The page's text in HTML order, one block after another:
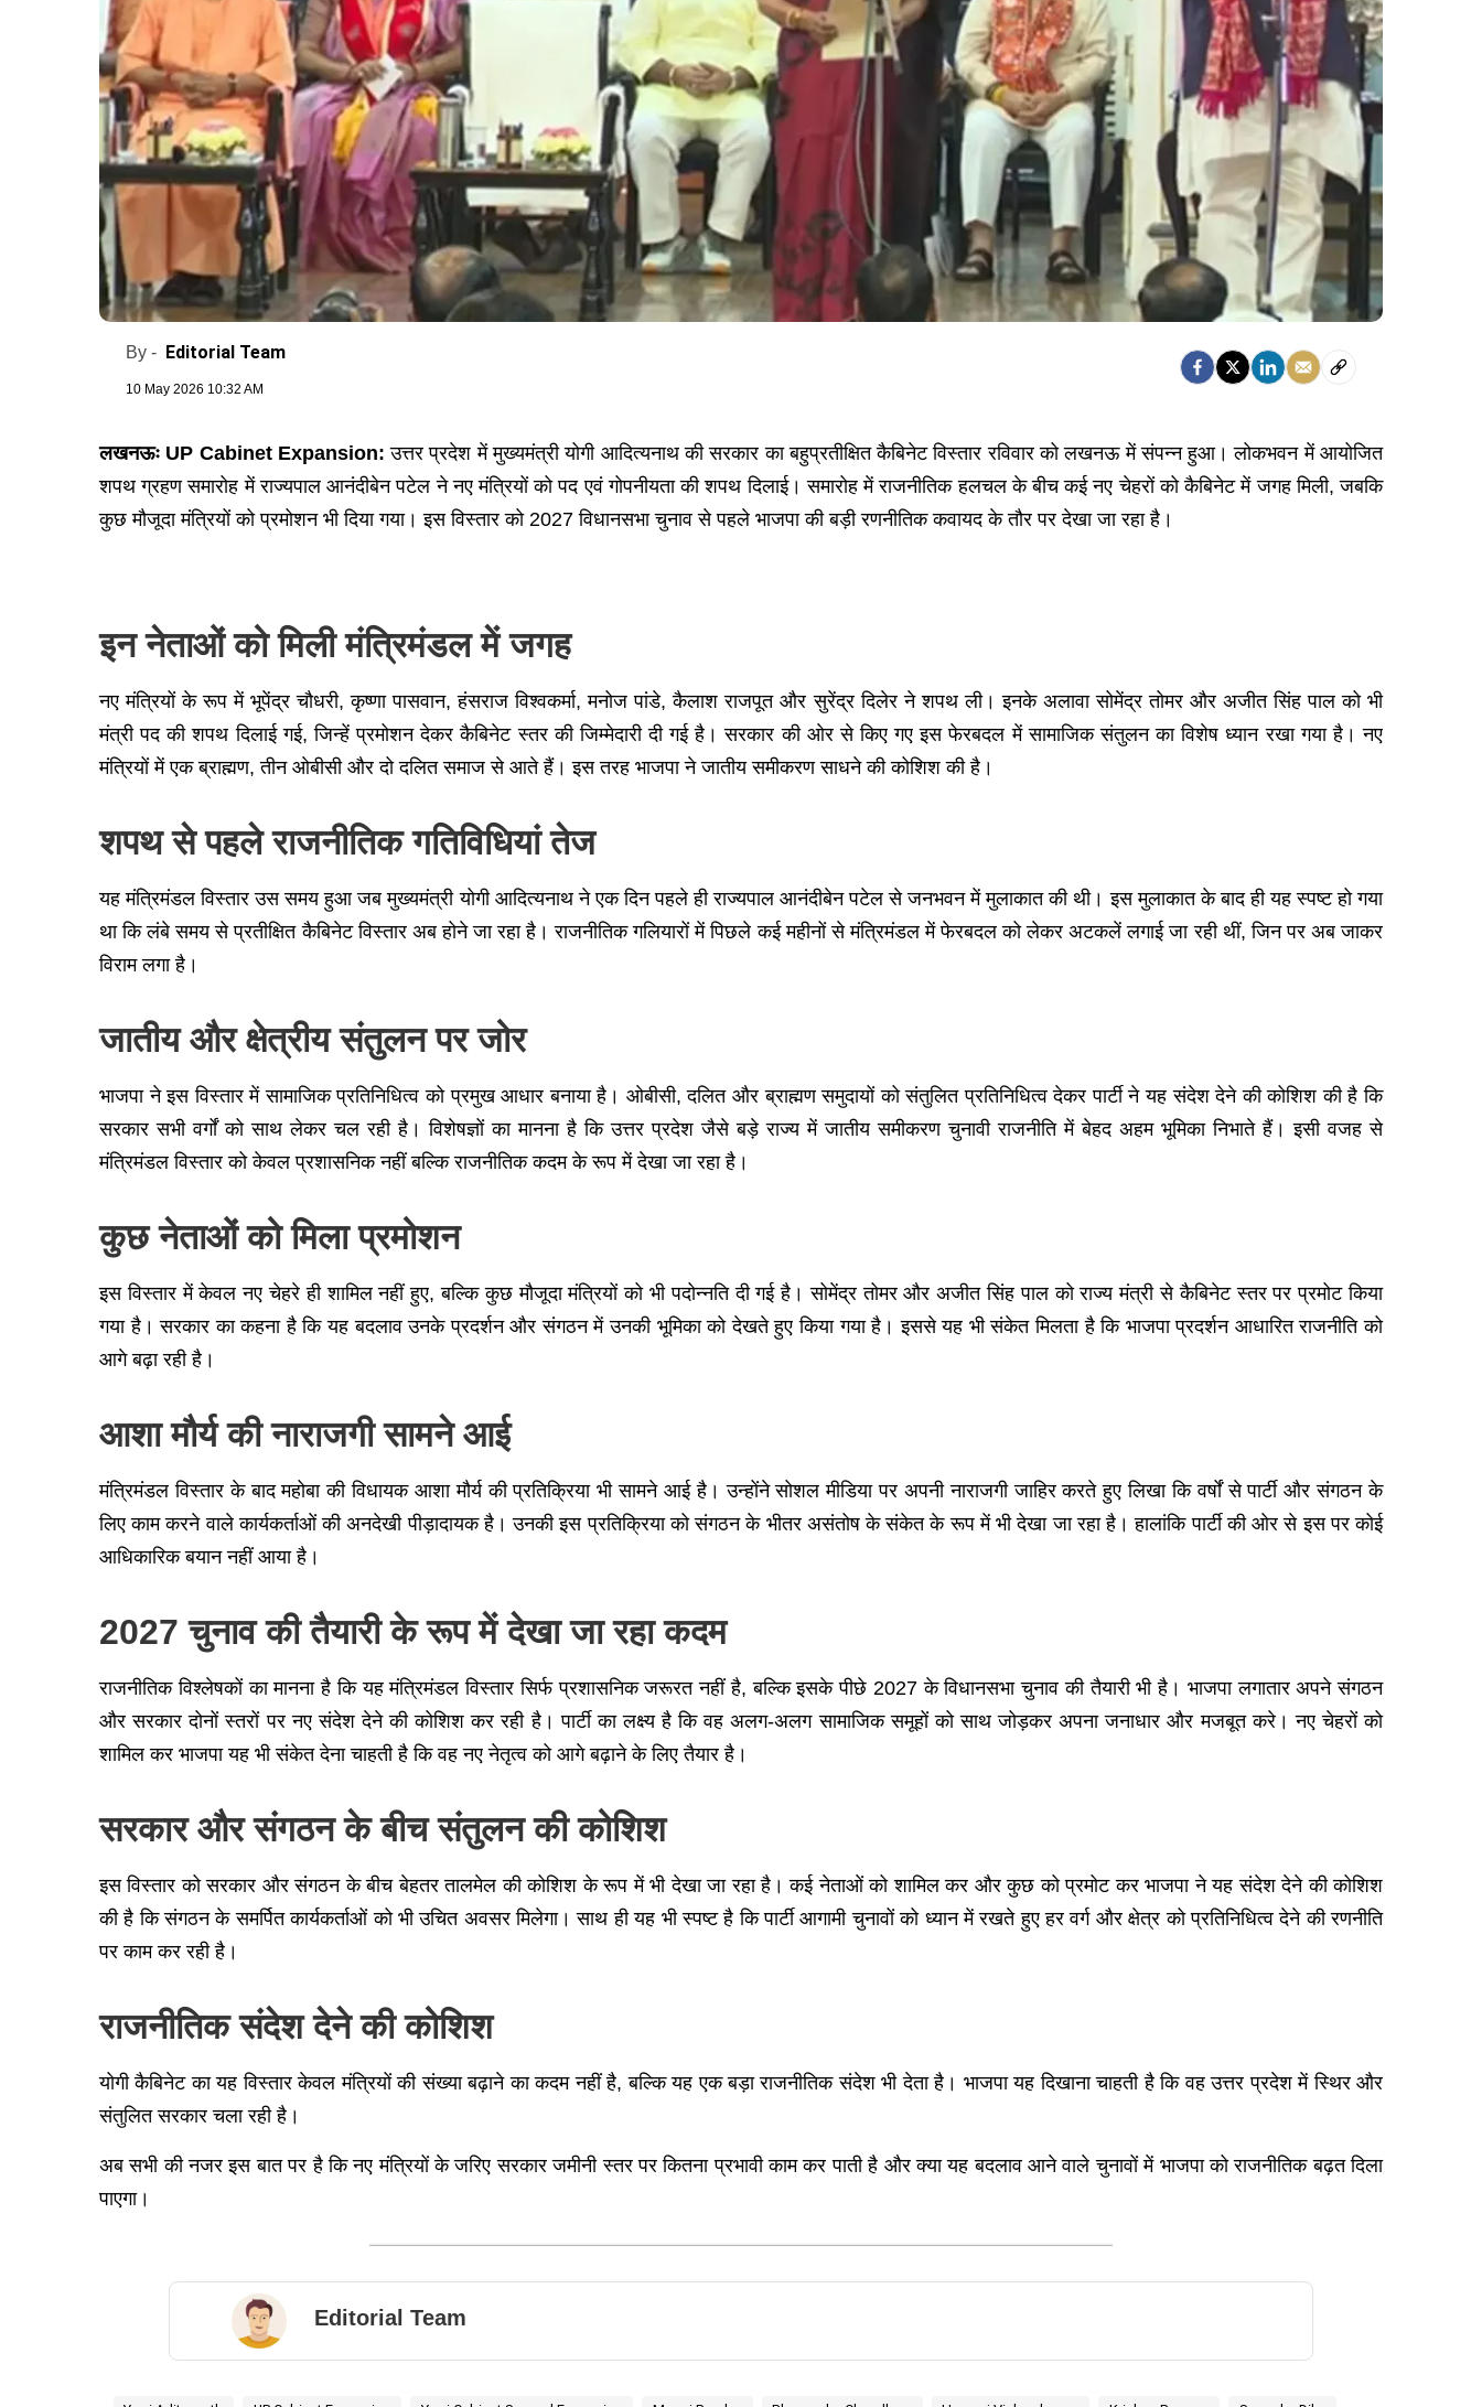
By - Editorial Team
10 May 2026 10:32 AM
लखनऊः UP Cabinet Expansion:उत्तर प्रदेश में मुख्यमंत्री योगी आदित्यनाथ की सरकार का बहुप्रतीक्षित कैबिनेट विस्तार रविवार को लखनऊ में संपन्न हुआ। लोकभवन में आयोजित
शपथ ग्रहण समारोह में राज्यपाल आनंदीबेन पटेल ने नए मंत्रियों को पद एवं गोपनीयता की शपथ दिलाई। समारोह में राजनीतिक हलचल के बीच कई नए चेहरों को कैबिनेट में जगह मिली, जबकि
कुछ मौजूदा मंत्रियों को प्रमोशन भी दिया गया। इस विस्तार को 2027 विधानसभा चुनाव से पहले भाजपा की बड़ी रणनीतिक कवायद के तौर पर देखा जा रहा है।
इन नेताओं को मिली मंत्रिमंडल में जगह
नए मंत्रियों के रूप में भूपेंद्र चौधरी, कृष्णा पासवान, हंसराज विश्वकर्मा, मनोज पांडे, कैलाश राजपूत और सुरेंद्र दिलेर ने शपथ ली। इनके अलावा सोमेंद्र तोमर और अजीत सिंह पाल को भी
मंत्री पद की शपथ दिलाई गई, जिन्हें प्रमोशन देकर कैबिनेट स्तर की जिम्मेदारी दी गई है। सरकार की ओर से किए गए इस फेरबदल में सामाजिक संतुलन का विशेष ध्यान रखा गया है। नए
मंत्रियों में एक ब्राह्मण, तीन ओबीसी और दो दलित समाज से आते हैं। इस तरह भाजपा ने जातीय समीकरण साधने की कोशिश की है।
शपथ से पहले राजनीतिक गतिविधियां तेज
यह मंत्रिमंडल विस्तार उस समय हुआ जब मुख्यमंत्री योगी आदित्यनाथ ने एक दिन पहले ही राज्यपाल आनंदीबेन पटेल से जनभवन में मुलाकात की थी। इस मुलाकात के बाद ही यह स्पष्ट हो गया
था कि लंबे समय से प्रतीक्षित कैबिनेट विस्तार अब होने जा रहा है। राजनीतिक गलियारों में पिछले कई महीनों से मंत्रिमंडल में फेरबदल को लेकर अटकलें लगाई जा रही थीं, जिन पर अब जाकर
विराम लगा है।
जातीय और क्षेत्रीय संतुलन पर जोर
भाजपा ने इस विस्तार में सामाजिक प्रतिनिधित्व को प्रमुख आधार बनाया है। ओबीसी, दलित और ब्राह्मण समुदायों को संतुलित प्रतिनिधित्व देकर पार्टी ने यह संदेश देने की कोशिश की है कि
सरकार सभी वर्गों को साथ लेकर चल रही है। विशेषज्ञों का मानना है कि उत्तर प्रदेश जैसे बड़े राज्य में जातीय समीकरण चुनावी राजनीति में बेहद अहम भूमिका निभाते हैं। इसी वजह से
मंत्रिमंडल विस्तार को केवल प्रशासनिक नहीं बल्कि राजनीतिक कदम के रूप में देखा जा रहा है।
कुछ नेताओं को मिला प्रमोशन
इस विस्तार में केवल नए चेहरे ही शामिल नहीं हुए, बल्कि कुछ मौजूदा मंत्रियों को भी पदोन्नति दी गई है। सोमेंद्र तोमर और अजीत सिंह पाल को राज्य मंत्री से कैबिनेट स्तर पर प्रमोट किया
गया है। सरकार का कहना है कि यह बदलाव उनके प्रदर्शन और संगठन में उनकी भूमिका को देखते हुए किया गया है। इससे यह भी संकेत मिलता है कि भाजपा प्रदर्शन आधारित राजनीति को
आगे बढ़ा रही है।
आशा मौर्य की नाराजगी सामने आई
मंत्रिमंडल विस्तार के बाद महोबा की विधायक आशा मौर्य की प्रतिक्रिया भी सामने आई है। उन्होंने सोशल मीडिया पर अपनी नाराजगी जाहिर करते हुए लिखा कि वर्षों से पार्टी और संगठन के
लिए काम करने वाले कार्यकर्ताओं की अनदेखी पीड़ादायक है। उनकी इस प्रतिक्रिया को संगठन के भीतर असंतोष के संकेत के रूप में भी देखा जा रहा है। हालांकि पार्टी की ओर से इस पर कोई
आधिकारिक बयान नहीं आया है।
2027 चुनाव की तैयारी के रूप में देखा जा रहा कदम
राजनीतिक विश्लेषकों का मानना है कि यह मंत्रिमंडल विस्तार सिर्फ प्रशासनिक जरूरत नहीं है, बल्कि इसके पीछे 2027 के विधानसभा चुनाव की तैयारी भी है। भाजपा लगातार अपने संगठन
और सरकार दोनों स्तरों पर नए संदेश देने की कोशिश कर रही है। पार्टी का लक्ष्य है कि वह अलग-अलग सामाजिक समूहों को साथ जोड़कर अपना जनाधार और मजबूत करे। नए चेहरों को
शामिल कर भाजपा यह भी संकेत देना चाहती है कि वह नए नेतृत्व को आगे बढ़ाने के लिए तैयार है।
सरकार और संगठन के बीच संतुलन की कोशिश
इस विस्तार को सरकार और संगठन के बीच बेहतर तालमेल की कोशिश के रूप में भी देखा जा रहा है। कई नेताओं को शामिल कर और कुछ को प्रमोट कर भाजपा ने यह संदेश देने की कोशिश
की है कि संगठन के समर्पित कार्यकर्ताओं को भी उचित अवसर मिलेगा। साथ ही यह भी स्पष्ट है कि पार्टी आगामी चुनावों को ध्यान में रखते हुए हर वर्ग और क्षेत्र को प्रतिनिधित्व देने की रणनीति
पर काम कर रही है।
राजनीतिक संदेश देने की कोशिश
योगी कैबिनेट का यह विस्तार केवल मंत्रियों की संख्या बढ़ाने का कदम नहीं है, बल्कि यह एक बड़ा राजनीतिक संदेश भी देता है। भाजपा यह दिखाना चाहती है कि वह उत्तर प्रदेश में स्थिर और
संतुलित सरकार चला रही है।
अब सभी की नजर इस बात पर है कि नए मंत्रियों के जरिए सरकार जमीनी स्तर पर कितना प्रभावी काम कर पाती है और क्या यह बदलाव आने वाले चुनावों में भाजपा को राजनीतिक बढ़त दिला
पाएगा।
Editorial Team